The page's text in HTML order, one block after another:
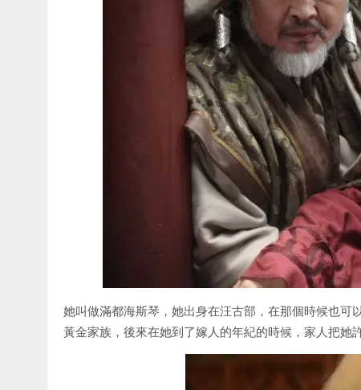
她叫做滿都海斯琴，她出身在汪古部，在那個時候也
黃金家族，後來在她到了嫁人的年紀的時候，家人把她